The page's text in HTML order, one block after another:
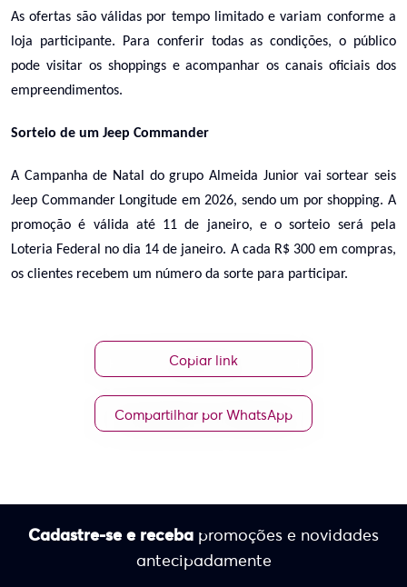
As ofertas são válidas por tempo limitado e variam conforme a
loja participante. Para conferir todas as condições, o público
pode visitar os shoppings e acompanhar os canais oficiais dos
empreendimentos.
Sorteio de um Jeep Commander
A Campanha de Natal do grupo Almeida Junior vai sortear seis
Jeep Commander Longitude em 2026, sendo um por shopping. A
promoção é válida até 11 de janeiro, e o sorteio será pela
Loteria Federal no dia 14 de janeiro. A cada R$ 300 em compras,
os clientes recebem um número da sorte para participar.
Copiar link
Compartilhar por WhatsApp
Cadastre-se e receba promoções e novidades
antecipadamente